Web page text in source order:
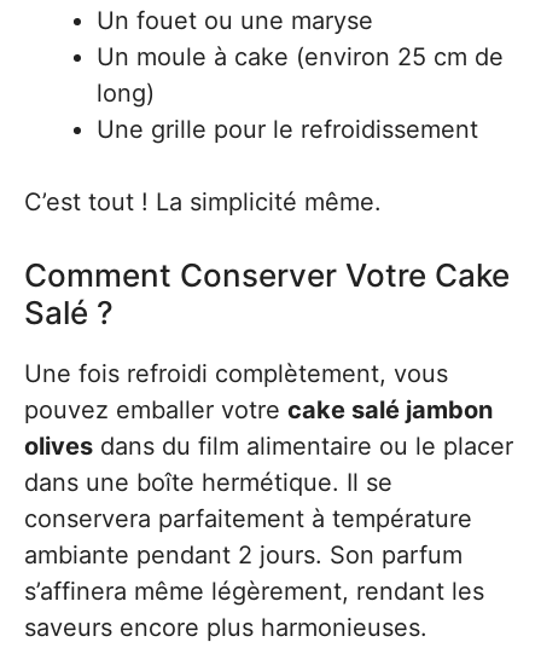
Un fouet ou une maryse
Un moule à cake (environ 25 cm de
long)
Une grille pour le refroidissement
C’est tout ! La simplicité même.
Comment Conserver Votre Cake
Salé ?
Une fois refroidi complètement, vous
pouvez emballer votre cake salé jambon
olives dans du film alimentaire ou le placer
dans une boîte hermétique. Il se
conservera parfaitement à température
ambiante pendant 2 jours. Son parfum
s’affinera même légèrement, rendant les
saveurs encore plus harmonieuses.